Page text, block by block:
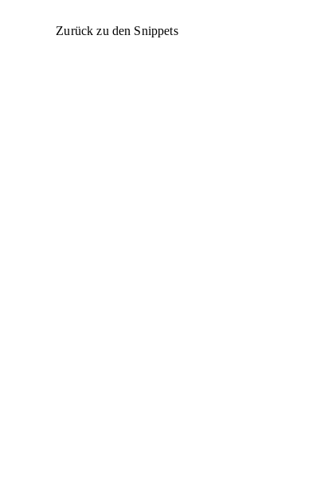
Zurück zu den Snippets